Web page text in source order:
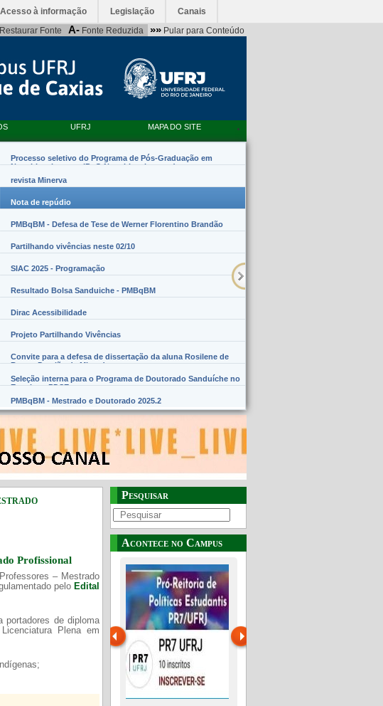
Acesso à informação Legislação Canais
Restaurar Fonte A- Fonte Reduzida »» Pular para Conteúdo
UFRJ MAPA DO SITE
Processo seletivo do Programa de Pós-Graduação em
Nanobiossistemas (PpG Nanobiossistemas)
revista Minerva
Nota de repúdio
PMBqBM - Defesa de Tese de Werner Florentino Brandão
Partilhando vivências neste 02/10
SIAC 2025 - Programação
Resultado Bolsa Sanduiche - PMBqBM
Dirac Acessibilidade
Projeto Partilhando Vivências
Convite para a defesa de dissertação da aluna Rosilene de
Barros Damião de Miranda
Seleção interna para o Programa de Doutorado Sanduíche no
Exterior – PDSE
PMBqBM - Mestrado e Doutorado 2025.2
Profissional
– Mestrado
pelo Edital
portadores de diploma
Plena em
Pesquisar
Acontece no Campus